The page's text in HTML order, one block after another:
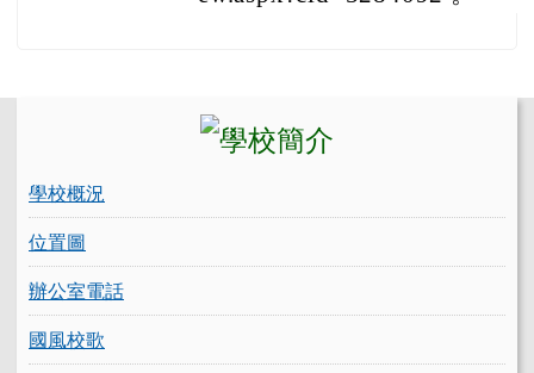
學校概況
位置圖
辦公室電話
國風校歌